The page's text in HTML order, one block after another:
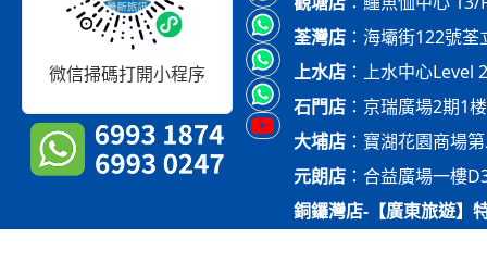
微信掃碼打開小程序
荃灣店 ： 海壩街122號荃
上水店 ： 上水中心Level
石門店 ： 京瑞廣場2期1
大埔店 ： 寶湖花園商場
元朗店 ： 合益廣場一樓
銅鑼灣店-【廣東旅遊】